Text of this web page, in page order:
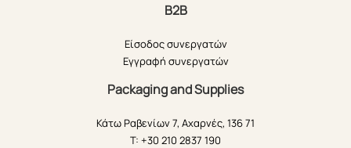
B2B
Είσοδος συνεργατών
Εγγραφή συνεργατών
Packaging and Supplies
Κάτω Ραβενίων 7, Αχαρνές, 136 71
T: +30 210 2837 190